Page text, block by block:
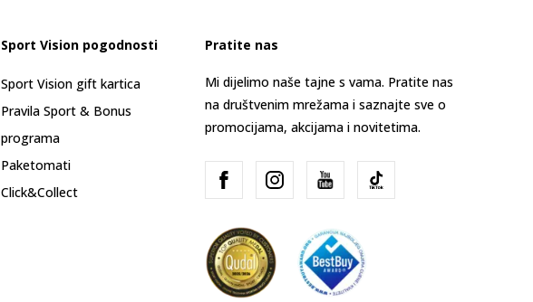
Sport Vision pogodnosti
Sport Vision gift kartica
Pravila Sport & Bonus
programa
Paketomati
Click&Collect
Pratite nas
Mi dijelimo naše tajne s vama. Pratite nas
na društvenim mrežama i saznajte sve o
promocijama, akcijama i novitetima.